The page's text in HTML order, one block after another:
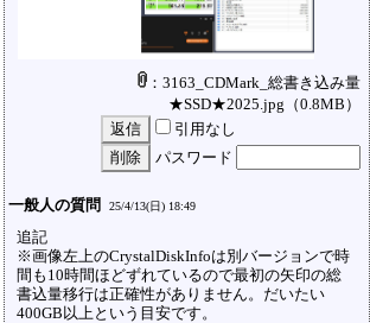
：3163_CDMark_総書き込み量
★SSD★2025.jpg （0.8MB）
引用なし
パスワード
一般人の質問 25/4/13(日) 18:49
追記
※画像左上のCrystalDiskInfoは別バージョンで時
間も10時間ほどずれているので最初の矢印の総
書込量移行は正確性がありません。だいたい
400GB以上という目安です。